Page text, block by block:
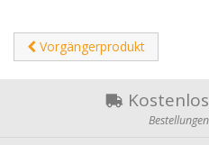
Vorgängerprodukt